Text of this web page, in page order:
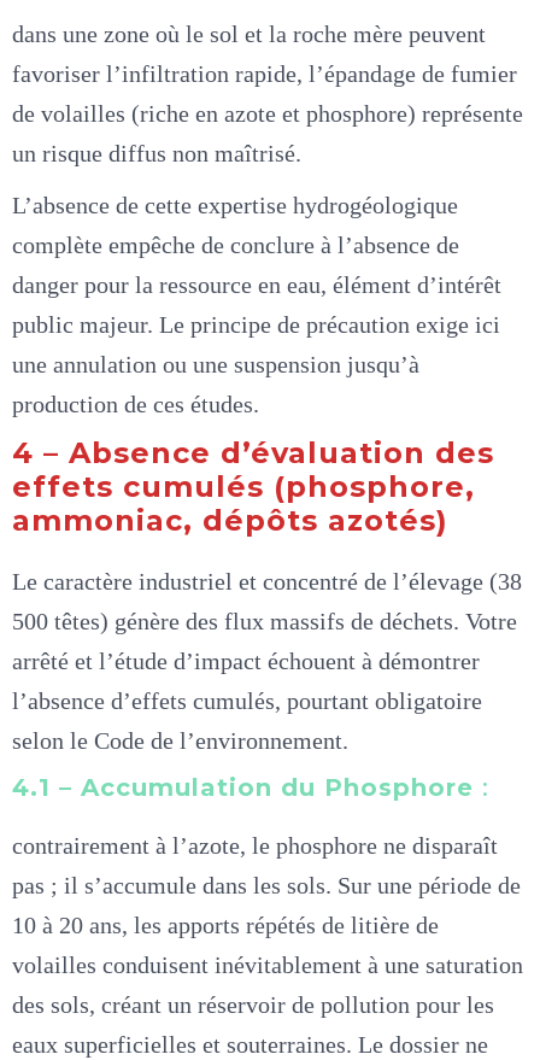
dans une zone où le sol et la roche mère peuvent
favoriser l’infiltration rapide, l’épandage de fumier
de volailles (riche en azote et phosphore) représente
un risque diffus non maîtrisé.
L’absence de cette expertise hydrogéologique
complète empêche de conclure à l’absence de
danger pour la ressource en eau, élément d’intérêt
public majeur. Le principe de précaution exige ici
une annulation ou une suspension jusqu’à
production de ces études.
4 – Absence d’évaluation des
effets cumulés (phosphore,
ammoniac, dépôts azotés)
Le caractère industriel et concentré de l’élevage (38
500 têtes) génère des flux massifs de déchets. Votre
arrêté et l’étude d’impact échouent à démontrer
l’absence d’effets cumulés, pourtant obligatoire
selon le Code de l’environnement.
4.1 – Accumulation du Phosphore :
contrairement à l’azote, le phosphore ne disparaît
pas ; il s’accumule dans les sols. Sur une période de
10 à 20 ans, les apports répétés de litière de
volailles conduisent inévitablement à une saturation
des sols, créant un réservoir de pollution pour les
eaux superficielles et souterraines. Le dossier ne